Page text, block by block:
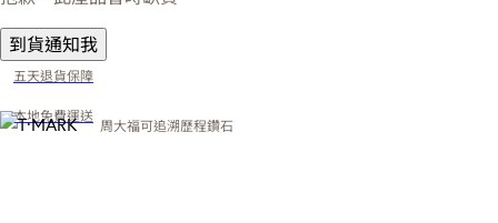
到貨通知我
五天退貨保障
本地免費運送
周大福可追溯歷程鑽石